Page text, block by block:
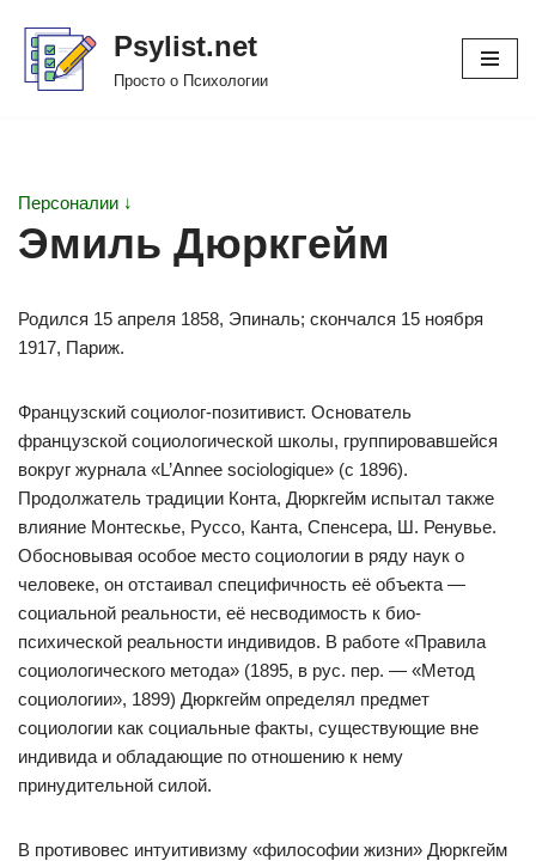
Перейти
Psylist.net
Просто о Психологии
Персоналии ↓
Эмиль Дюркгейм
Родился 15 апреля 1858, Эпиналь; скончался 15 ноября
1917, Париж.
Французский социолог-позитивист. Основатель
французской социологической школы, группировавшейся
вокруг журнала «L’Annee sociologique» (с 1896).
Продолжатель традиции Конта, Дюркгейм испытал также
влияние Монтескье, Руссо, Канта, Спенсера, Ш. Ренувье.
Обосновывая особое место социологии в ряду наук о
человеке, он отстаивал специфичность её объекта —
социальной реальности, её несводимость к био-
психической реальности индивидов. В работе «Правила
социологического метода» (1895, в рус. пер. — «Метод
социологии», 1899) Дюркгейм определял предмет
социологии как социальные факты, существующие вне
индивида и обладающие по отношению к нему
принудительной силой.
В противовес интуитивизму «философии жизни» Дюркгейм